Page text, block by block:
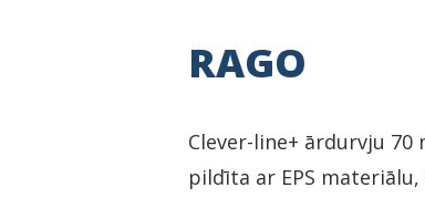
RAGO
Clever-line+ ārdurvju
pildīta ar EPS